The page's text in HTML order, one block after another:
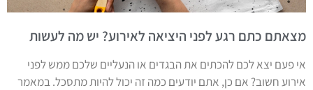
מצאתם כתם רגע לפני היציאה לאירוע? יש מה לעשות
אי פעם יצא לכם להכתים את הבגדים או הנעליים שלכם ממש לפני
אירוע חשוב? אם כן, אתם יודעים כמה זה יכול להיות מתסכל. במאמר